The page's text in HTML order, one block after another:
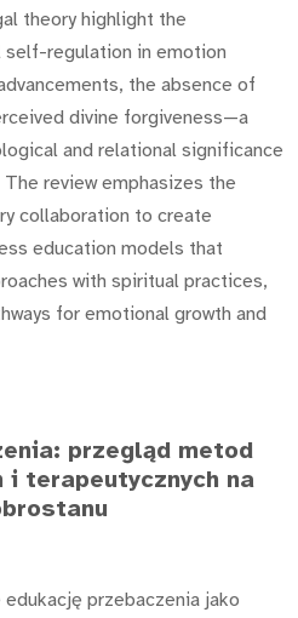
theory highlight the
regulation in emotion
the absence of
divine forgiveness—a
and relational significance
review emphasizes the
collaboration to create
education models that
with spiritual practices,
for emotional growth and
przegląd metod
i terapeutycznych na
przebaczenia jako